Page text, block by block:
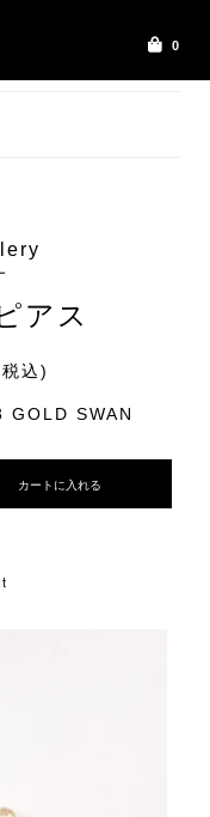
0
アス
込)
GOLD SWAN
カートに入れる